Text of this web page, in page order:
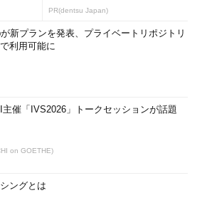
PR(dentsu Japan)
新プランを発表、プライベートリポジトリ
利用可能に
主催「IVS2026」トークセッションが話題
on GOETHE)
ングとは